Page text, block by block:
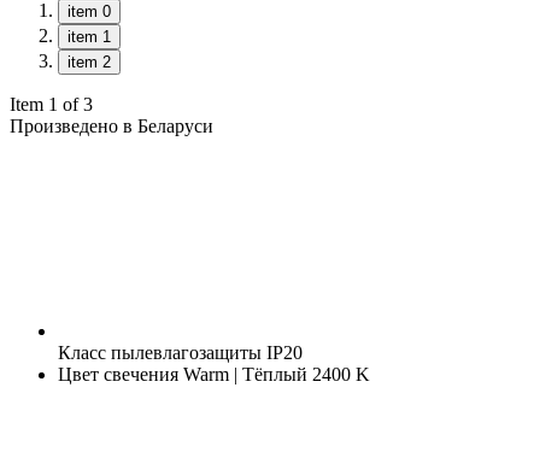
item 0
item 1
item 2
Item 1 of 3
Произведено в Беларуси
Класс пылевлагозащиты IP20
Цвет свечения Warm | Тёплый 2400 K